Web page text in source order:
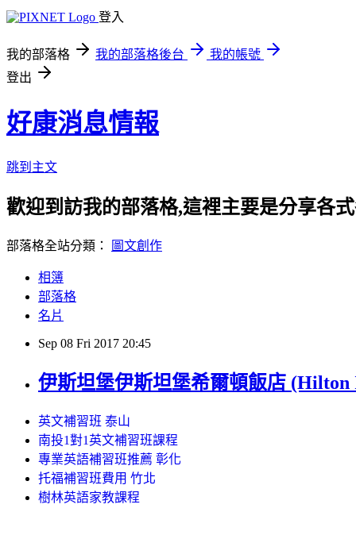
登入
我的部落格 我的部落格後台
我的帳號
登出
好康消息情報
跳到主文
歡迎到訪我的部落格,這裡主要是分享各
部落格全站分類： 圖文創作
相簿
部落格
名片
Sep 08 Fri 2017 20:45
伊斯坦堡伊斯坦堡希爾頓飯店 (Hilton
英文補習班 泰山
南投1對1英文補習班課程
專業英語補習班推薦 彰化
托福補習班費用 竹北
樹林英語家教課程